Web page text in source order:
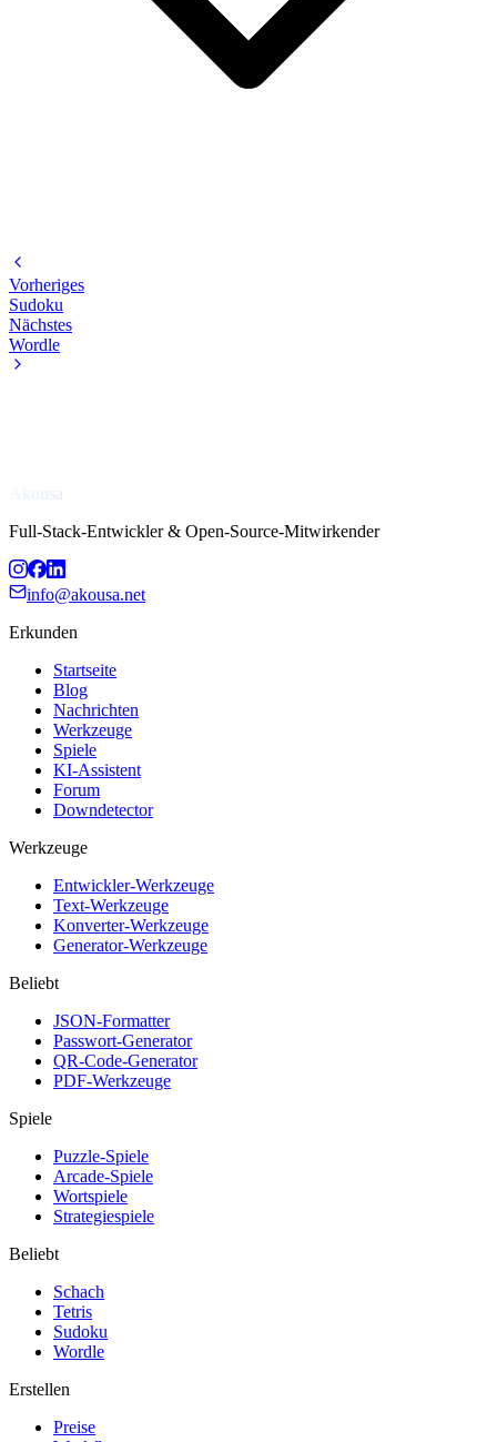
Vorheriges
Sudoku
Nächstes
Wordle
Akousa
Full-Stack-Entwickler & Open-Source-Mitwirkender
info@akousa.net
Erkunden
Startseite
Blog
Nachrichten
Werkzeuge
Spiele
KI-Assistent
Forum
Downdetector
Werkzeuge
Entwickler-Werkzeuge
Text-Werkzeuge
Konverter-Werkzeuge
Generator-Werkzeuge
Beliebt
JSON-Formatter
Passwort-Generator
QR-Code-Generator
PDF-Werkzeuge
Spiele
Puzzle-Spiele
Arcade-Spiele
Wortspiele
Strategiespiele
Beliebt
Schach
Tetris
Sudoku
Wordle
Erstellen
Preise